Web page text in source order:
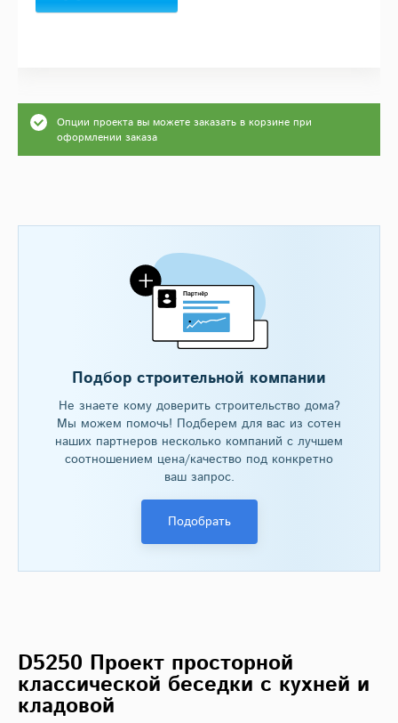
Опции проекта вы можете заказать в корзине при
оформлении заказа
Подбор строительной компании
Не знаете кому доверить строительство дома?
Мы можем помочь! Подберем для вас из сотен
наших партнеров несколько компаний с лучшем
соотношением цена/качество под конкретно
ваш запрос.
Подобрать
D5250 Проект просторной
классической беседки с кухней и
кладовой